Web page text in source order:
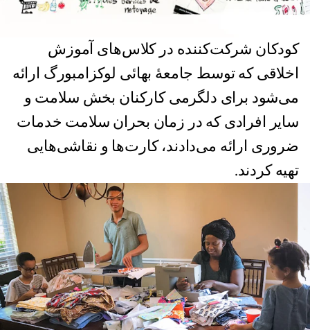
کودکان شرکت‌کننده در کلاس‌های آموزش
اخلاقی که توسط جامعۀ بهائی لوکزامبورگ ارائه
می‌شود برای دلگرمی کارکنان بخش سلامت و
سایر افرادی که در زمان بحران سلامت خدمات
ضروری ارائه می‌دادند، کارت‌ها و نقاشی‌هایی
تهیه کردند.